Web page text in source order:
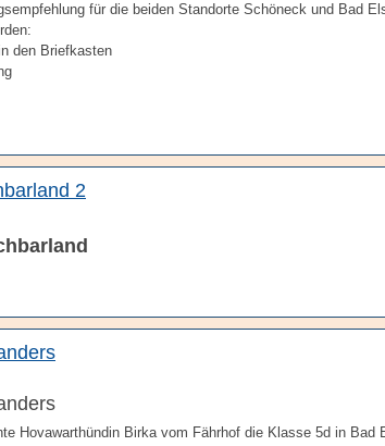
für die beiden Standorte Schöneck und Bad
den Briefkasten
2
Hovawarthündin Birka vom Fährhof die Klasse 5d in Bad